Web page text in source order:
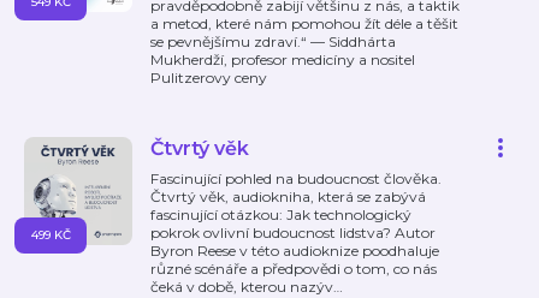
pravděpodobně zabijí většinu z nás, a taktik
a metod, které nám pomohou žít déle a těšit
se pevnějšímu zdraví.“ — Siddhárta
Mukherdží, profesor medicíny a nositel
Pulitzerovy ceny
Čtvrtý věk
Fascinující pohled na budoucnost člověka.
Čtvrtý věk, audiokniha, která se zabývá
fascinující otázkou: Jak technologický
pokrok ovlivní budoucnost lidstva? Autor
Byron Reese v této audioknize poodhaluje
různé scénáře a předpovědi o tom, co nás
čeká v době, kterou nazýv…
499 KČ